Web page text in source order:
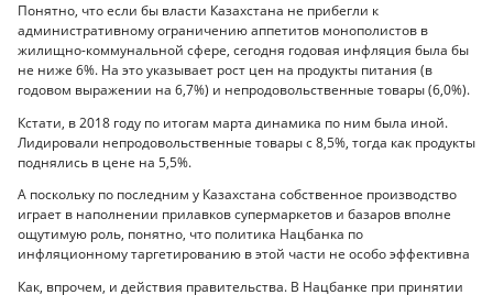
Понятно, что если бы власти Казахстана не прибегли к
административному ограничению аппетитов монополистов в
жилищно-коммунальной сфере, сегодня годовая инфляция была бы
не ниже 6%. На это указывает рост цен на продукты питания (в
годовом выражении на 6,7%) и непродовольственные товары (6,0%).
Кстати, в 2018 году по итогам марта динамика по ним была иной.
Лидировали непродовольственные товары с 8,5%, тогда как продукты
поднялись в цене на 5,5%.
А поскольку по последним у Казахстана собственное производство
играет в наполнении прилавков супермаркетов и базаров вполне
ощутимую роль, понятно, что политика Нацбанка по
инфляционному таргетированию в этой части не особо эффективна
Как, впрочем, и действия правительства. В Нацбанке при принятии